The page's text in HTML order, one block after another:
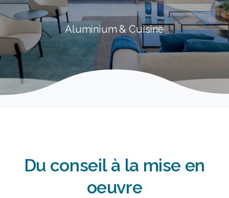
Aluminium & Cuisine
Du conseil à la mise en
oeuvre